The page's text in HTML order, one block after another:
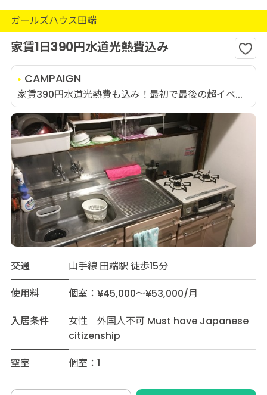
ガールズハウス田端
家賃1日390円水道光熱費込み
CAMPAIGN
家賃390円水道光熱費も込み！最初で最後の超イベ...
交通
山手線 田端駅 徒歩15分
使用料
個室：¥45,000～¥53,000/月
入居条件
女性 外国人不可 Must have Japanese
citizenship
空室
個室：1